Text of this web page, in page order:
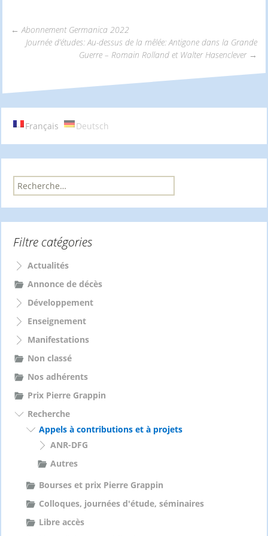
Navigation
des
articles
← Abonnement Germanica 2022
Journée d’études: Au-dessus de la mêlée: Antigone dans la Grande
Guerre – Romain Rolland et Walter Hasenclever →
Français Deutsch
R
e
r
h
r
Filtre catégories
Actualités
Annonce de décès
Développement
Enseignement
Manifestations
Non classé
Nos adhérents
Prix Pierre Grappin
Recherche
Appels à contributions et à projets
ANR-DFG
Autres
Bourses et prix Pierre Grappin
Colloques, journées d'étude, séminaires
Libre accès